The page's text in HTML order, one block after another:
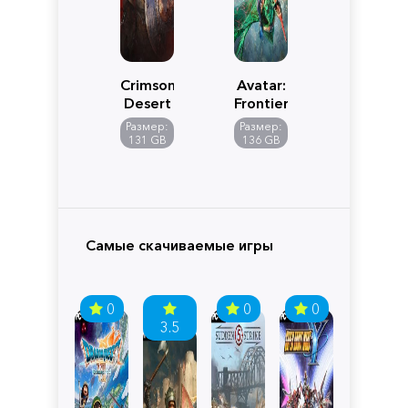
Crimson
Desert
Размер:
131 GB
Avatar:
Frontiers
of
Pandora
Размер:
136 GB
Самые скачиваемые игры
0
3.5
0 0